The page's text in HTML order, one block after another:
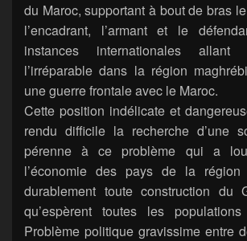
du Maroc, supportant à bout de bras
l’encadrant, l’armant et le
instances internationales allant
l’irréparable dans la région
une guerre frontale avec le Maroc.
Cette position indélicate et
rendu difficile la recherche d’une
pérenne à ce problème qui a
l’économie des pays de la région
durablement toute construction du
qu’espèrent toutes les
Problème politique gravissime entre